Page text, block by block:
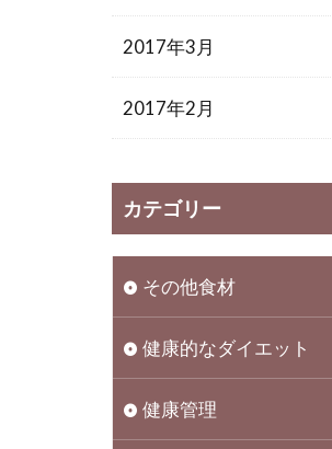
2017年3月
2017年2月
カテゴリー
その他食材
健康的なダイエット
健康管理